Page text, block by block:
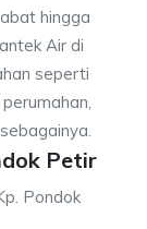
hingga
Air di
seperti
Petir
Pondok